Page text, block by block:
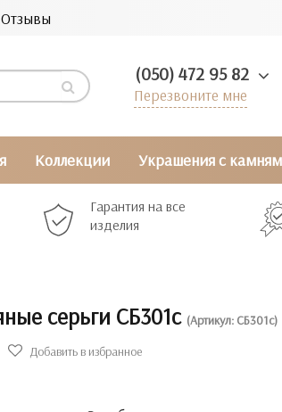
Отзывы
(050) 472 95 82
Перезвоните мне
Коллекции Украшения с
Гарантия на все
изделия
серьги СБ301с (Артикул: СБ301с)
Добавить в избранное